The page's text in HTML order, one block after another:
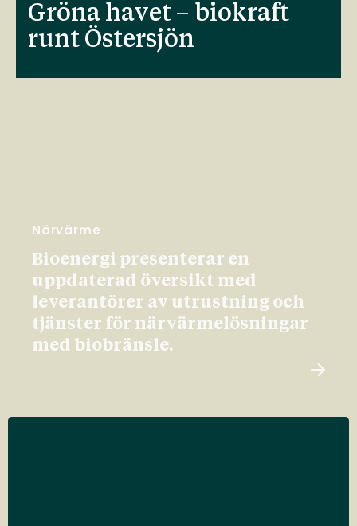
Gröna havet – biokraft
runt Östersjön
Närvärme
Bioenergi presenterar en
uppdaterad översikt med
leverantörer av utrustning och
tjänster för närvärmelösningar
med biobränsle.